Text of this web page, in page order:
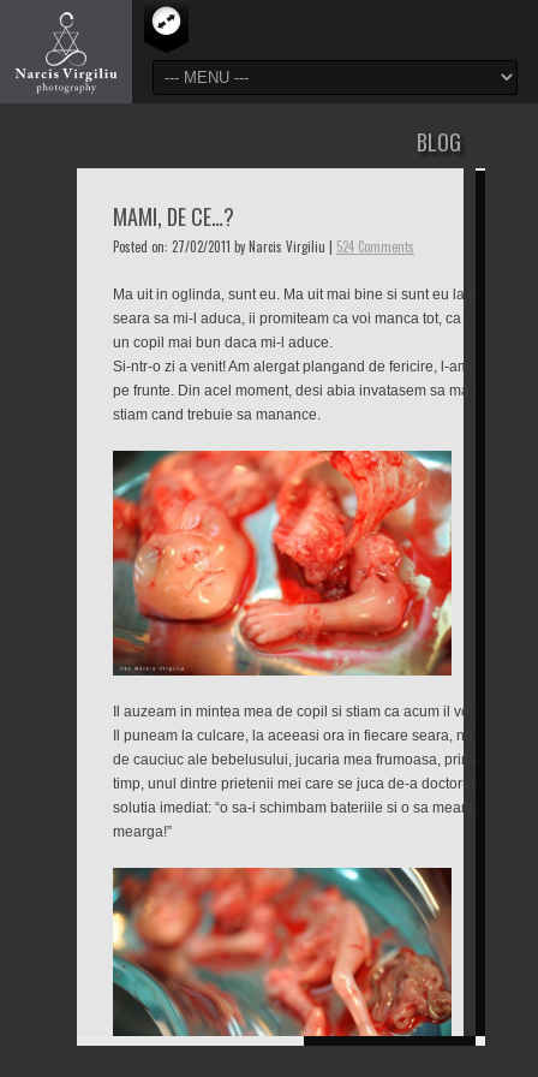
BLOG
MAMI, DE CE…?
Posted on: 27/02/2011 by Narcis Virgiliu | 524 Comments
Ma uit in oglinda, sunt eu. Ma uit mai bine si sunt eu la 6 ani. Ma
seara sa mi-l aduca, ii promiteam ca voi manca tot, ca ma voi
un copil mai bun daca mi-l aduce.
Si-ntr-o zi a venit! Am alergat plangand de fericire, l-am strans la
pe frunte. Din acel moment, desi abia invatasem sa ma ghidez
stiam cand trebuie sa manance.
Il auzeam in mintea mea de copil si stiam ca acum il voi duce la
Il puneam la culcare, la aceeasi ora in fiecare seara, nu inainte
de cauciuc ale bebelusului, jucaria mea frumoasa, primita de la
timp, unul dintre prietenii mei care se juca de-a doctorul l-a
solutia imediat: “o sa-i schimbam bateriile si o sa mearga din
mearga!”